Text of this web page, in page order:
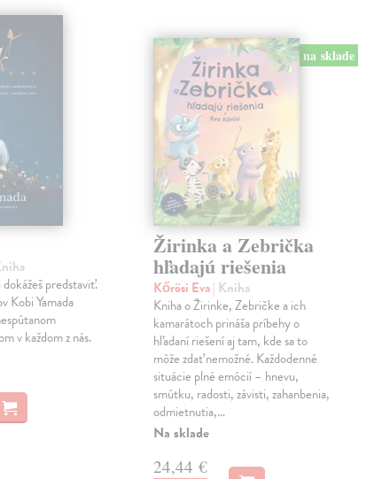
dokážeš predstaviť.
Kobi Yamada
v každom z nás.
na sklade
Žirinka a Zebrička
hľadajú riešenia
Kőrösi Eva| Kniha
Kniha o Žirinke, Zebričke a ich
kamarátoch prináša príbehy o
hľadaní riešení aj tam, kde sa to
môže zdať nemožné. Každodenné
situácie plné emócií – hnevu,
smútku, radosti, závisti, zahanbenia,
odmietnutia,…
Na sklade
24,44 €